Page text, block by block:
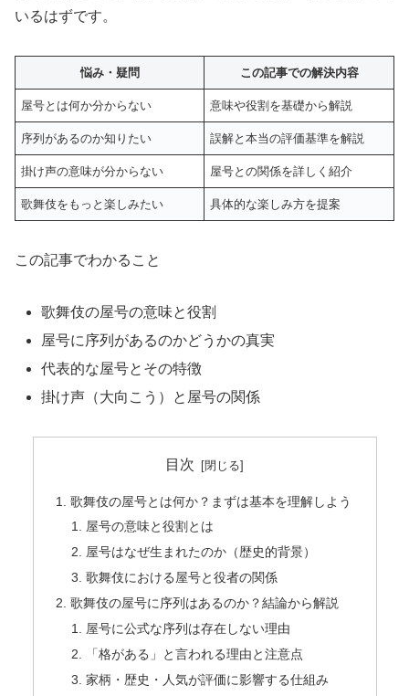
いるはずです。
悩み・疑問 この記事での解決内容
屋号とは何か分からない 意味や役割を基礎から解説
序列があるのか知りたい 誤解と本当の評価基準を解説
掛け声の意味が分からない 屋号との関係を詳しく紹介
歌舞伎をもっと楽しみたい 具体的な楽しみ方を提案
この記事でわかること
歌舞伎の屋号の意味と役割
屋号に序列があるのかどうかの真実
代表的な屋号とその特徴
掛け声（大向こう）と屋号の関係
目次
歌舞伎の屋号とは何か？まずは基本を理解しよう
屋号の意味と役割とは
屋号はなぜ生まれたのか（歴史的背景）
歌舞伎における屋号と役者の関係
歌舞伎の屋号に序列はあるのか？結論から解説
屋号に公式な序列は存在しない理由
「格がある」と言われる理由と注意点
家柄・歴史・人気が評価に影響する仕組み